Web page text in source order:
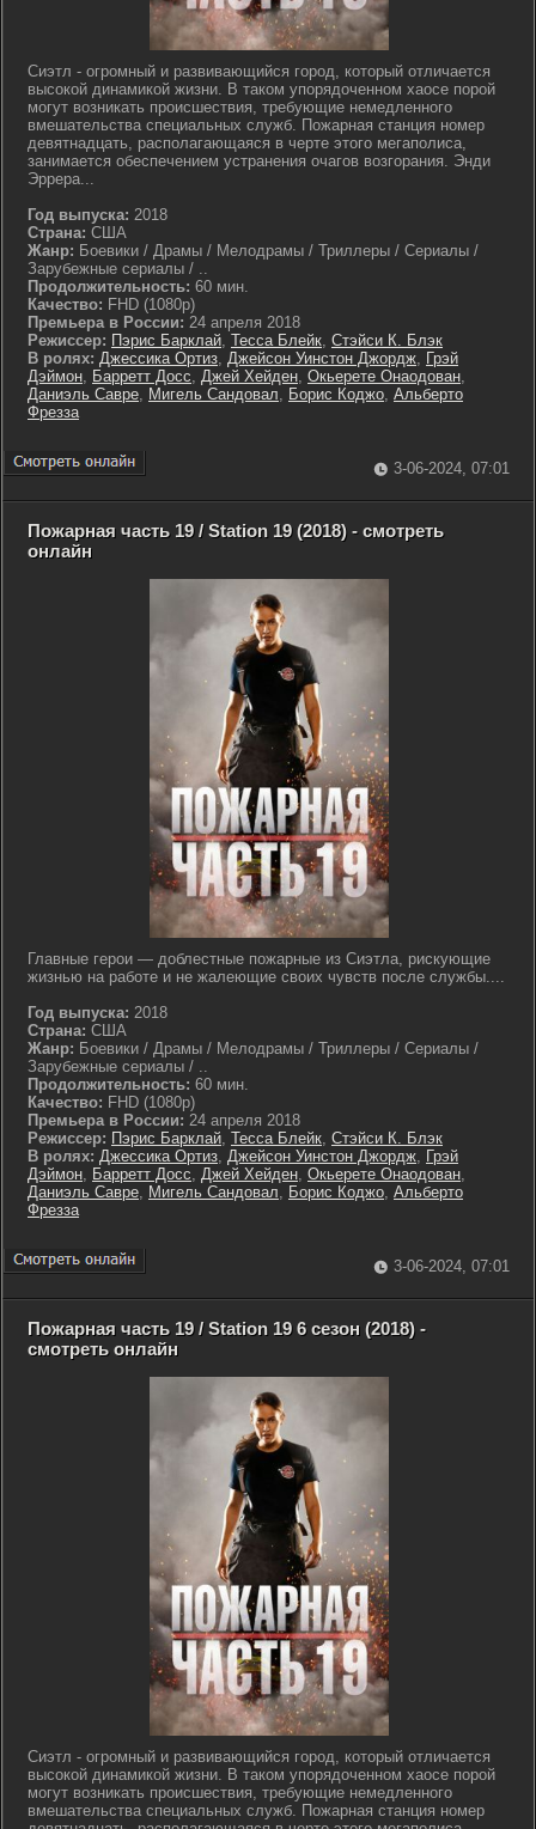
Сиэтл - огромный и развивающийся город, который отличается
высокой динамикой жизни. В таком упорядоченном хаосе порой
могут возникать происшествия, требующие немедленного
вмешательства специальных служб. Пожарная станция номер
девятнадцать, располагающаяся в черте этого мегаполиса,
занимается обеспечением устранения очагов возгорания. Энди
Эррера...
Год выпуска: 2018
Страна: США
Жанр: Боевики / Драмы / Мелодрамы / Триллеры / Сериалы /
Зарубежные сериалы / ..
Продолжительность: 60 мин.
Качество: FHD (1080p)
Премьера в России: 24 апреля 2018
Режиссер: Пэрис Барклай, Тесса Блейк, Стэйси К. Блэк
В ролях: Джессика Ортиз, Джейсон Уинстон Джордж, Грэй
Дэймон, Барретт Досс, Джей Хейден, Окьерете Онаодован,
Даниэль Савре, Мигель Сандовал, Борис Коджо, Альберто
Фрезза
3-06-2024, 07:01
Пожарная часть 19 / Station 19 (2018) - смотреть
онлайн
Главные герои — доблестные пожарные из Сиэтла, рискующие
жизнью на работе и не жалеющие своих чувств после службы....
Год выпуска: 2018
Страна: США
Жанр: Боевики / Драмы / Мелодрамы / Триллеры / Сериалы /
Зарубежные сериалы / ..
Продолжительность: 60 мин.
Качество: FHD (1080p)
Премьера в России: 24 апреля 2018
Режиссер: Пэрис Барклай, Тесса Блейк, Стэйси К. Блэк
В ролях: Джессика Ортиз, Джейсон Уинстон Джордж, Грэй
Дэймон, Барретт Досс, Джей Хейден, Окьерете Онаодован,
Даниэль Савре, Мигель Сандовал, Борис Коджо, Альберто
Фрезза
3-06-2024, 07:01
Пожарная часть 19 / Station 19 6 сезон (2018) -
смотреть онлайн
Сиэтл - огромный и развивающийся город, который отличается
высокой динамикой жизни. В таком упорядоченном хаосе порой
могут возникать происшествия, требующие немедленного
вмешательства специальных служб. Пожарная станция номер